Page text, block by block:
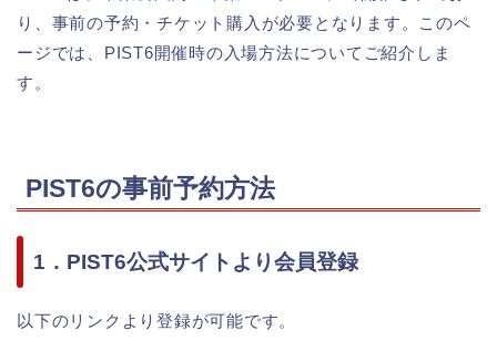
り、事前の予約・チケット購入が必要となります。このペ
ージでは、PIST6開催時の入場方法についてご紹介しま
す。
PIST6の事前予約方法
1．PIST6公式サイトより会員登録
以下のリンクより登録が可能です。